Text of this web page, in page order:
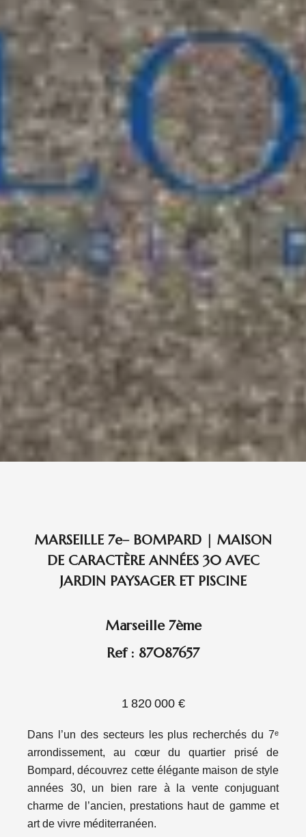
MARSEILLE 7e– BOMPARD | MAISON
DE CARACTÈRE ANNÉES 30 AVEC
JARDIN PAYSAGER ET PISCINE
Marseille 7ème
Ref : 87087657
1 820 000 €
Dans l’un des secteurs les plus recherchés du 7ᵉ
arrondissement, au cœur du quartier prisé de
Bompard, découvrez cette élégante maison de style
années 30, un bien rare à la vente conjuguant
charme de l’ancien, prestations haut de gamme et
art de vivre méditerranéen.